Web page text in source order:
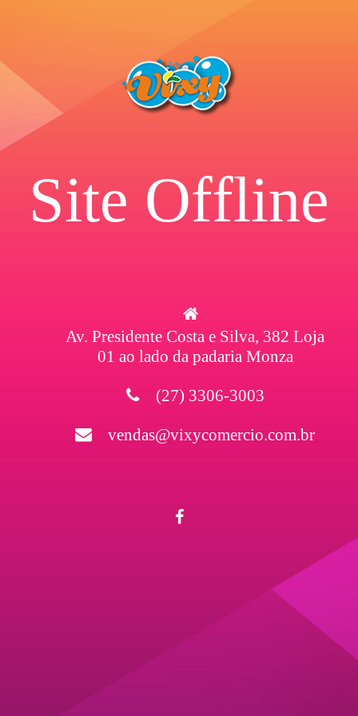
Site Offline
Av. Presidente Costa e Silva, 382 Loja
01 ao lado da padaria Monza
(27) 3306-3003
vendas@vixycomercio.com.br